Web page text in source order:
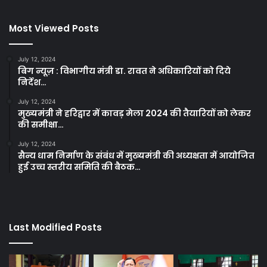
Most Viewed Posts
July 12, 2024
बिग न्यूज़ : विभागीय मंत्री डा. रावत ने अधिकारियों को दिये
निर्देश…
July 12, 2024
मुख्यमंत्री ने हरिद्वार में कावड़ मेला 2024 की तैयारियों को लेकर
की समीक्षा…
July 12, 2024
सैन्य धाम निर्माण के संबंध में मुख्यमंत्री की अध्यक्षता में आयोजित
हुई उच्च स्तरीय समिति की बैठक…
Last Modified Posts